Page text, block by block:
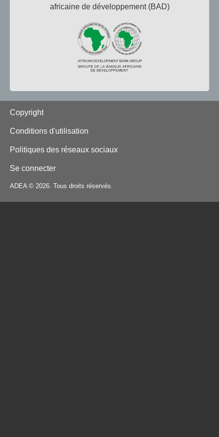
africaine de développement (BAD)
Footer
Copyright
Conditions d'utilisation
Politiques des réseaux sociaux
Se connecter
ADEA © 2026. Tous droits réservés.